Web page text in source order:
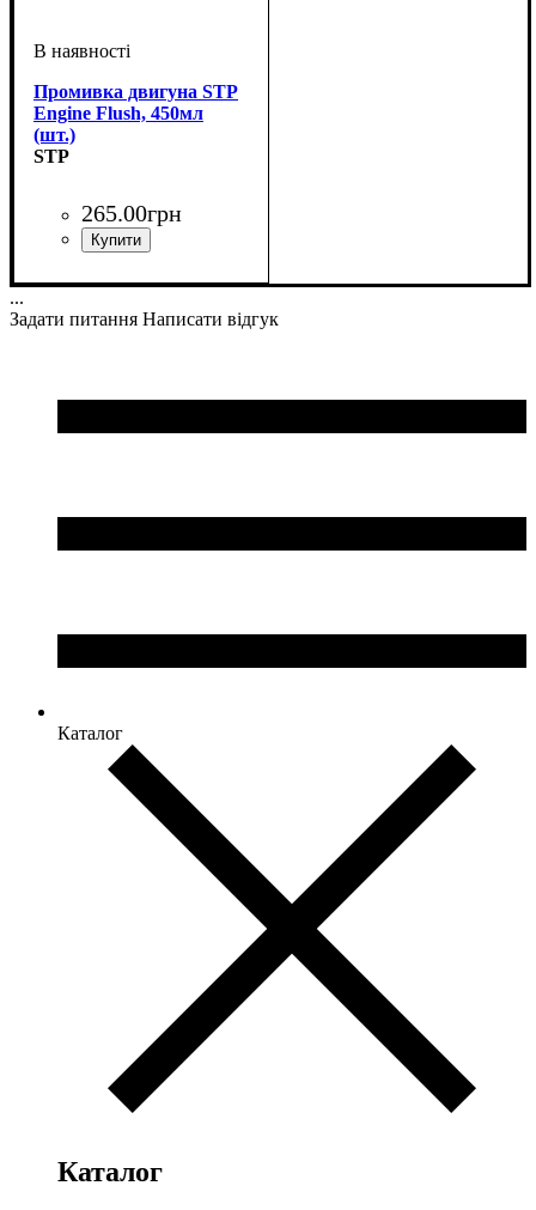
Промивка двигуна STP
Engine Flush, 450мл
(шт.)
STP
265.00грн
...
Задати питання Написати відгук
Каталог
Каталог